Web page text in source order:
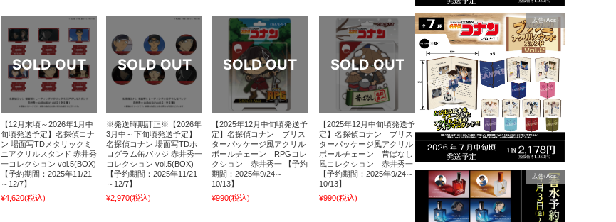
広告(Ads)
広告(Ads)
【12月末頃～2026年1月中
旬頃発送予定】名探偵コナ
ン 場面写TDメタリックミ
ニアクリルスタンド 赤井秀
一コレクション vol.5(BOX)
【予約期間：2025年11/21
～12/7】
¥4,620(税込)
※発送時期訂正※【2026年
3月中～下旬頃発送予定】
名探偵コナン 場面写TDホ
ログラム缶バッジ 赤井秀一
コレクション vol.5(BOX)
【予約期間：2025年11/21
～12/7】
¥2,970(税込)
【2025年12月中旬頃発送予
定】名探偵コナン ブリス
ターパッケージ風アクリル
ボールチェーン RPGコレ
クション 赤井秀一 【予約
期間：2025年9/24～
10/13】
¥990(税込)
【2025年12月中旬頃発送予
定】名探偵コナン ブリス
ターパッケージ風アクリル
ボールチェーン 昔ばなし
風コレクション 赤井秀一
【予約期間：2025年9/24～
10/13】
¥990(税込)